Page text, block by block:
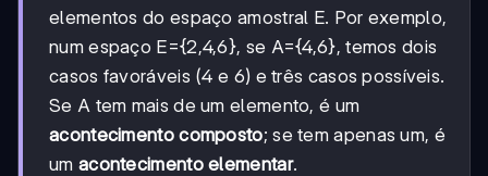
elementos do espaço amostral E. Por exemplo,
num espaço E={2,4,6}, se A={4,6}, temos dois
casos favoráveis (4 e 6) e três casos possíveis.
Se A tem mais de um elemento, é um
acontecimento composto; se tem apenas um, é
um acontecimento elementar.